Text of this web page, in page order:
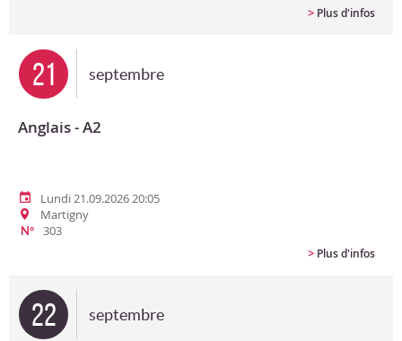
> Plus d'infos
21 septembre
Anglais - A2
Lundi 21.09.2026 20:05
Martigny
N°
303
> Plus d'infos
22 septembre